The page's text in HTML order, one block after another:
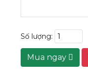
Số lượng:
Mua ngay